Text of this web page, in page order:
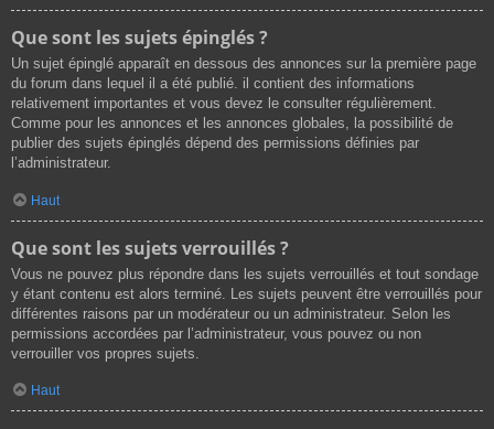
Que sont les sujets épinglés ?
Un sujet épinglé apparaît en dessous des annonces sur la première page
du forum dans lequel il a été publié. il contient des informations
relativement importantes et vous devez le consulter régulièrement.
Comme pour les annonces et les annonces globales, la possibilité de
publier des sujets épinglés dépend des permissions définies par
l’administrateur.
Haut
Que sont les sujets verrouillés ?
Vous ne pouvez plus répondre dans les sujets verrouillés et tout sondage
y étant contenu est alors terminé. Les sujets peuvent être verrouillés pour
différentes raisons par un modérateur ou un administrateur. Selon les
permissions accordées par l’administrateur, vous pouvez ou non
verrouiller vos propres sujets.
Haut